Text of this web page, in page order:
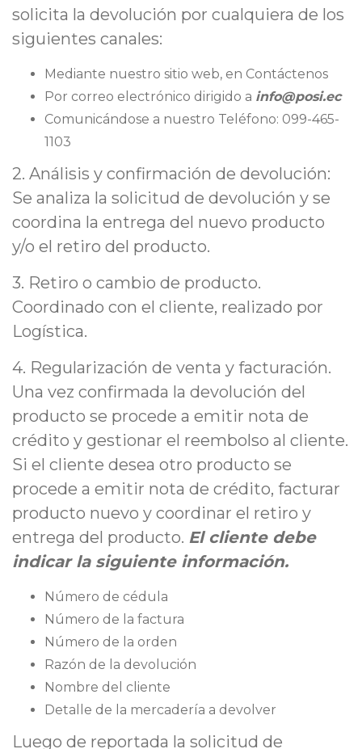
solicita la devolución por cualquiera de los
siguientes canales:
Mediante nuestro sitio web, en Contáctenos
Por correo electrónico dirigido a info@posi.ec
Comunicándose a nuestro Teléfono: 099-465-
1103
2. Análisis y confirmación de devolución:
Se analiza la solicitud de devolución y se
coordina la entrega del nuevo producto
y/o el retiro del producto.
3. Retiro o cambio de producto.
Coordinado con el cliente, realizado por
Logística.
4. Regularización de venta y facturación.
Una vez confirmada la devolución del
producto se procede a emitir nota de
crédito y gestionar el reembolso al cliente.
Si el cliente desea otro producto se
procede a emitir nota de crédito, facturar
producto nuevo y coordinar el retiro y
entrega del producto. El cliente debe
indicar la siguiente información.
Número de cédula
Número de la factura
Número de la orden
Razón de la devolución
Nombre del cliente
Detalle de la mercadería a devolver
Luego de reportada la solicitud de